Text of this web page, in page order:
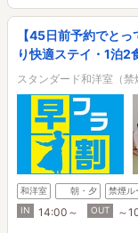
【45日前予約でと
り快適ステイ・1泊2
スタンダード和洋室（禁
和洋室 朝・夕
禁煙ル
IN
14:00～ OUT ～